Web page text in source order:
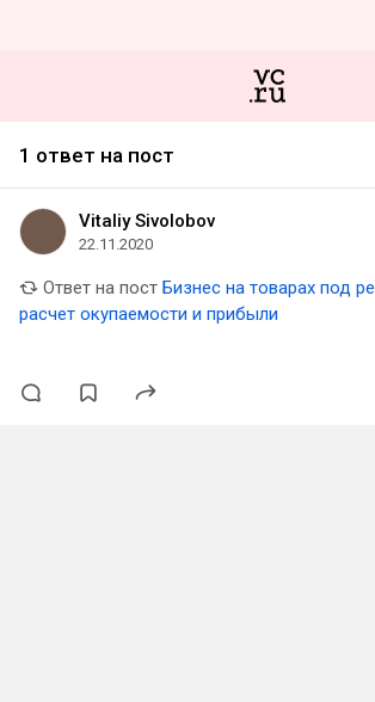
1 ответ на пост
Vitaliy Sivolobov
22.11.2020
Ответ на пост Бизнес на товарах под
расчет окупаемости и прибыли